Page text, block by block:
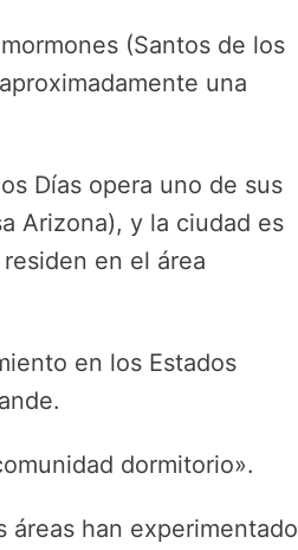
(Santos de los
una
Días opera uno de sus
Arizona), y la ciudad es
en el área
en los Estados
dormitorio».
áreas han experimentado